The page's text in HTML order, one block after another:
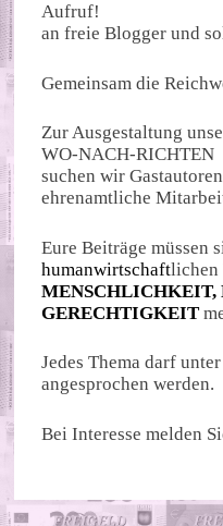
Aufruf!
an freie Blogger und
Gemeinsam die
Zur Ausgestaltung
WO-NACH-RICHTEN
suchen wir
ehrenamtliche
Eure Beiträge müssen
humanwirtschaftlichen
GERECHTIGKEIT
Jedes Thema darf
angesprochen werden.
Bei Interesse melden